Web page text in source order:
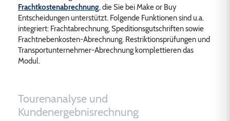
Frachtkostenabrechnung, die Sie bei Make or Buy
Entscheidungen unterstützt. Folgende Funktionen sind u.a.
integriert: Frachtabrechnung, Speditionsgutschriften sowie
Frachtnebenkosten-Abrechnung. Restriktionsprüfungen und
Transportunternehmer-Abrechnung komplettieren das
Modul.
Tourenanalyse und
Kundenergebnisrechnung